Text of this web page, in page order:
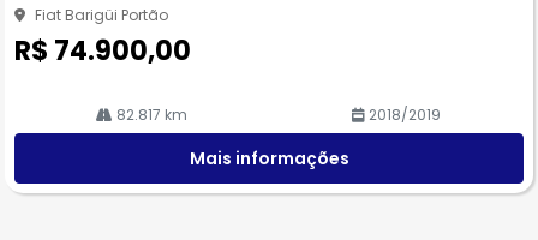
Fiat Barigüi Portão
R$ 74.900,00
82.817 km 2018/2019
Mais informações